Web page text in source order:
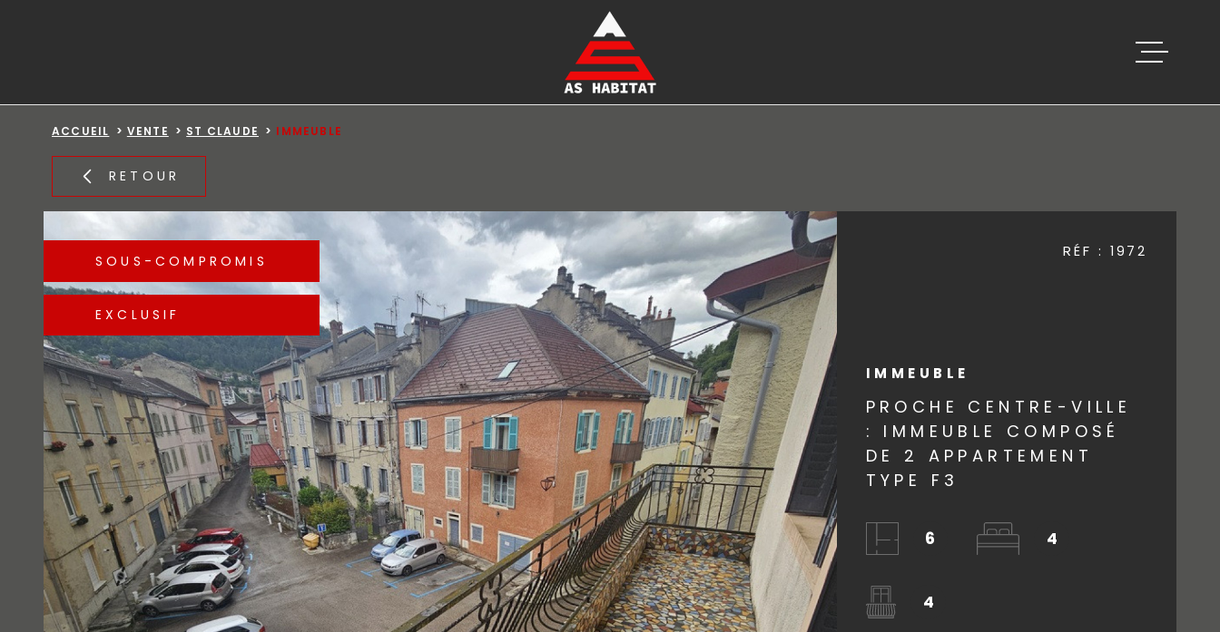
ACCUEIL
AGENCE
ACCUEIL VENTE ST CLAUDE IMMEUBLE
RETOUR
SOUS-COMPROMIS
EXCLUSIF
RÉF : 1972
IMMEUBLE
PROCHE CENTRE-VILLE
: IMMEUBLE COMPOSÉ
DE 2 APPARTEMENT
TYPE F3
6 4
4